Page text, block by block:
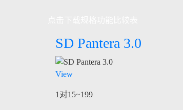
SD Pantera 3.0
View
1对15~199